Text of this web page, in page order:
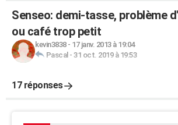
Senseo: demi-tasse, problème
ou café trop petit
kevin3838- 17 janv. 2013 à 19:04
Pascal - 31 oct. 2019 à 19:53
17 réponses